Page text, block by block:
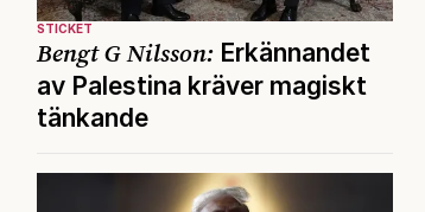
STICKET
Bengt G Nilsson: Erkännandet
av Palestina kräver magiskt
tänkande